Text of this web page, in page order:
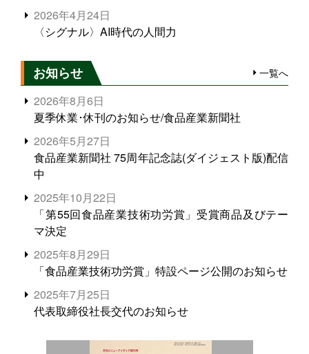
2026年4月24日
〈シグナル〉AI時代の人間力
お知らせ 一覧へ
2026年8月6日
夏季休業･休刊のお知らせ/食品産業新聞社
2026年5月27日
食品産業新聞社 75周年記念誌(ダイジェスト版)配信
中
2025年10月22日
「第55回食品産業技術功労賞」受賞商品及びテー
マ決定
2025年8月29日
「食品産業技術功労賞」特設ページ公開のお知らせ
2025年7月25日
代表取締役社長交代のお知らせ